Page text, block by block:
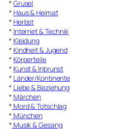
* Grusel
* Haus & Heimat
* Herbst
* Internet & Technik
* Kleidung
* Kindheit & Jugend
* Körperteile
* Kunst & Inbrunst
* Länder/Kontinente
* Liebe & Beziehung
* Märchen
* Mord & Totschlag
* München
* Musik & Gesang